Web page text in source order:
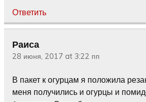
Ответить
Раиса
28 июня, 2017 at 3:22 пп
В пакет к огурцам я положила
меня получились и огурцы и